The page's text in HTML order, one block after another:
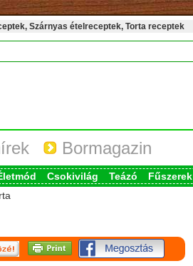
Szárnyas ételreceptek, Torta receptek
Bormagazin
Csokivilág Teázó Fűszerek